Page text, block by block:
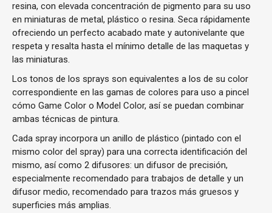
resina, con elevada concentración de pigmento para su uso
en miniaturas de metal, plástico o resina. Seca rápidamente
ofreciendo un perfecto acabado mate y autonivelante que
respeta y resalta hasta el mínimo detalle de las maquetas y
las miniaturas.
Los tonos de los sprays son equivalentes a los de su color
correspondiente en las gamas de colores para uso a pincel
cómo Game Color o Model Color, así se puedan combinar
ambas técnicas de pintura.
Cada spray incorpora un anillo de plástico (pintado con el
mismo color del spray) para una correcta identificación del
mismo, así como 2 difusores: un difusor de precisión,
especialmente recomendado para trabajos de detalle y un
difusor medio, recomendado para trazos más gruesos y
superficies más amplias.